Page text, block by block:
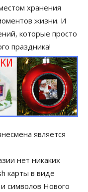
хранения
жизни. И
которые просто
праздника!
является
нет никаких
карты в виде
символов Нового